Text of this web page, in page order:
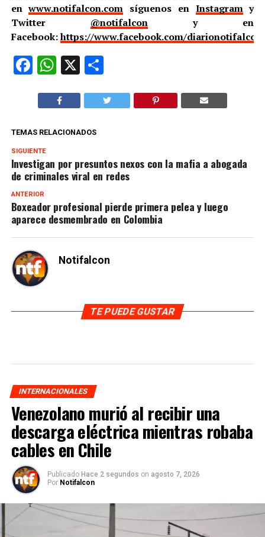
enwww.notifalcon.com síguenos en Instagramy
Twitter @notifalcony en
Facebook:https://www.facebook.com/
Facebook
WhatsApp
X Compartir
TEMAS RELACIONADOS
SIGUIENTE
Investigan por presuntos nexos con la mafia a abogada
de criminales viral en redes
ANTERIOR
Boxeador profesional pierde primera pelea y luego
aparece desmembrado en Colombia
Notifalcon
TE PUEDE GUSTAR
INTERNACIONALES
Venezolano murió al recibir una
descarga eléctrica mientras robaba
cables en Chile
Publicado Hace 2 segundos on agosto 7, 2026
Por Notifalcon